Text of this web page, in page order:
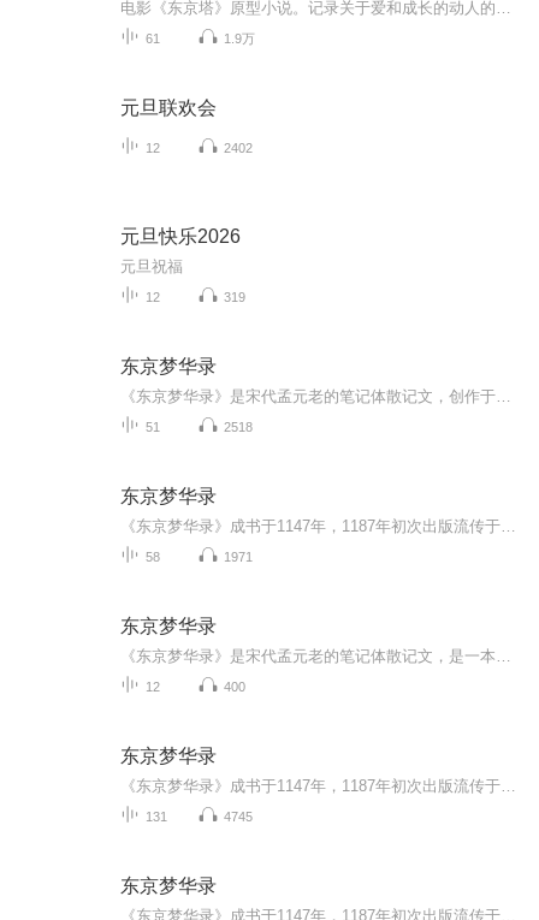
61 1.9万
元旦联欢会
12 2402
元旦快乐2026
元旦祝福
12 319
东京梦华录
51 2518
东京梦华录
58 1971
东京梦华录
12 400
东京梦华录
131 4745
东京梦华录